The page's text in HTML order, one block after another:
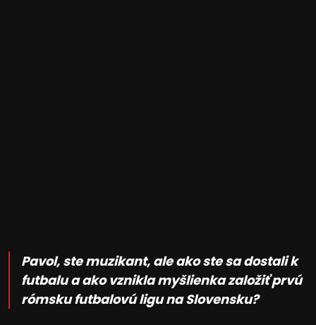
Pavol, ste muzikant, ale ako ste sa dostali k
futbalu a ako vznikla myšlienka založiť prvú
rómsku futbalovú ligu na Slovensku?